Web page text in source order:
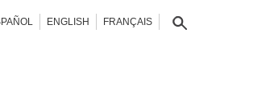
ENGLISH FRANÇAIS